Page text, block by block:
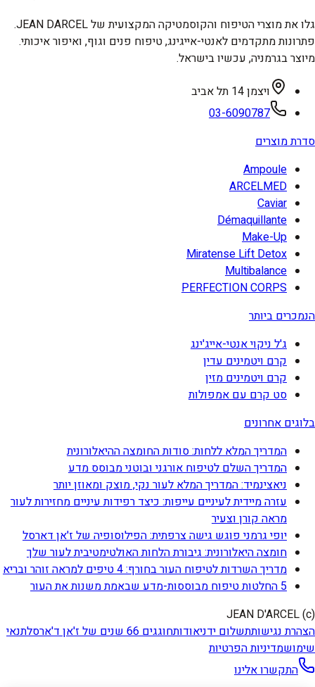
גלו את מוצרי הטיפוח והקוסמטיקה המקצועית של JEAN DARCEL.
פתרונות מתקדמים לאנטי-אייגינג, טיפוח פנים וגוף, ואיפור איכותי.
מיוצר בגרמניה, עכשיו בישראל.
ויצמן 14 תל אביב
03-6090787
סדרת מוצרים
Ampoule
ARCELMED
Caviar
Démaquillante
Make-Up
Miratense Lift Detox
Multibalance
PERFECTION CORPS
הנמכרים ביותר
ג'ל ניקוי אנטי-אייג'ינג
קרם ויטמינים עדין
קרם ויטמינים מזין
סט קרם עם אמפולות
בלוגים אחרונים
המדריך המלא ללחות: סודות החומצה ההיאלורונית
המדריך השלם לטיפוח אורגני ובוטני מבוסס מדע
ניאצינמיד: המדריך המלא לעור נקי, מוצק ומאוזן יותר
עזרה מיידית לעיניים עייפות: כיצד רפידות עיניים מחזירות לעור
מראה קורן וצעיר
יופי גרמני פוגש גישה צרפתית: הפילוסופיה של ז'אן דארסל
חומצה היאלורונית: גיבורת הלחות האולטימטיבית לעור שלך
מדריך השרדות לטיפוח העור בחורף: 4 טיפים למראה זוהר ובריא
5 החלטות טיפוח מבוססות-מדע שבאמת משנות את העור
(c) JEAN D'ARCEL
הצהרת נגישותתשלום ידניאודותחוגגים 66 שנים של ז'אן ד'ארסל
תנאי
שימושמדיניות הפרטיות
התקשרו אלינו